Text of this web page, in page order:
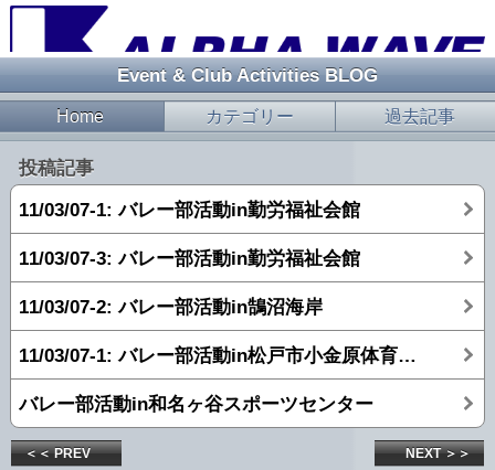
Event & Club Activities BLOG
Home カテゴリー 過去記事
投稿記事
11/03/07-1: バレー部活動in勤労福祉会館
11/03/07-3: バレー部活動in勤労福祉会館
11/03/07-2: バレー部活動in鵠沼海岸
11/03/07-1: バレー部活動in松戸市小金原体育館at2010/07/03
バレー部活動in和名ヶ谷スポーツセンター
＜＜ PREV NEXT ＞＞